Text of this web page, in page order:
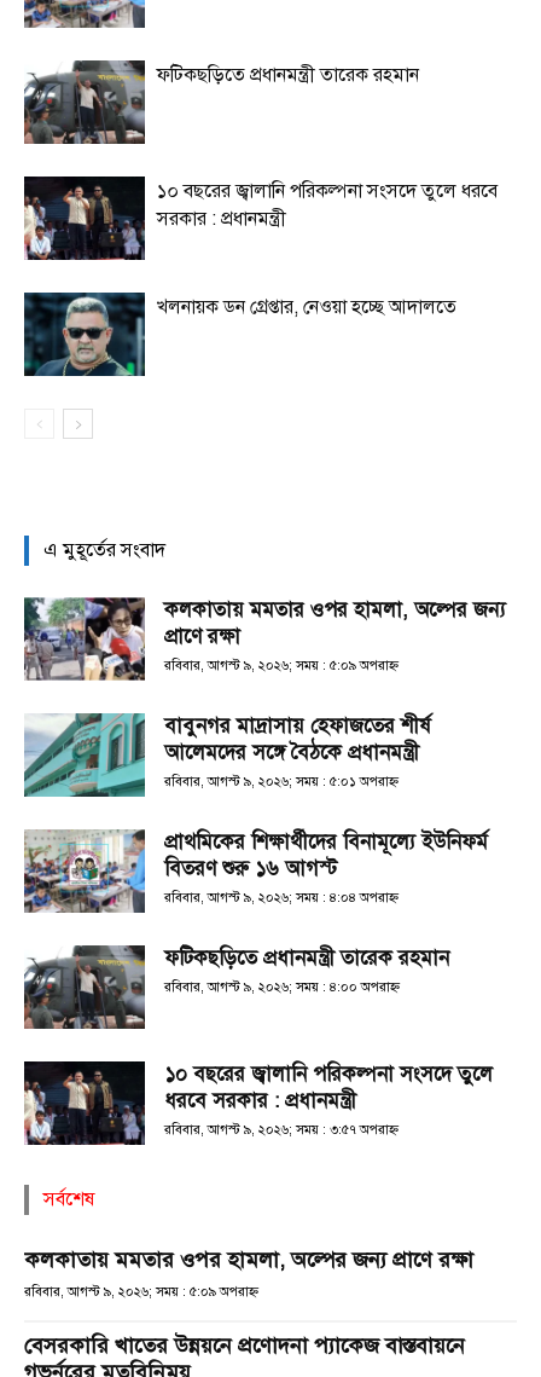
ফটিকছড়িতে প্রধানমন্ত্রী তারেক রহমান
১০ বছরের জ্বালানি পরিকল্পনা সংসদে তুলে ধরবে
সরকার : প্রধানমন্ত্রী
খলনায়ক ডন গ্রেপ্তার, নেওয়া হচ্ছে আদালতে
এ মুহূর্তের সংবাদ
কলকাতায় মমতার ওপর হামলা, অল্পের জন্য
প্রাণে রক্ষা
রবিবার, আগস্ট ৯, ২০২৬; সময় : ৫:০৯ অপরাহ্ণ
বাবুনগর মাদ্রাসায় হেফাজতের শীর্ষ
আলেমদের সঙ্গে বৈঠকে প্রধানমন্ত্রী
রবিবার, আগস্ট ৯, ২০২৬; সময় : ৫:০১ অপরাহ্ণ
প্রাথমিকের শিক্ষার্থীদের বিনামূল্যে ইউনিফর্ম
বিতরণ শুরু ১৬ আগস্ট
রবিবার, আগস্ট ৯, ২০২৬; সময় : ৪:০৪ অপরাহ্ণ
ফটিকছড়িতে প্রধানমন্ত্রী তারেক রহমান
রবিবার, আগস্ট ৯, ২০২৬; সময় : ৪:০০ অপরাহ্ণ
১০ বছরের জ্বালানি পরিকল্পনা সংসদে তুলে
ধরবে সরকার : প্রধানমন্ত্রী
রবিবার, আগস্ট ৯, ২০২৬; সময় : ৩:৫৭ অপরাহ্ণ
সর্বশেষ
কলকাতায় মমতার ওপর হামলা, অল্পের জন্য প্রাণে রক্ষা
রবিবার, আগস্ট ৯, ২০২৬; সময় : ৫:০৯ অপরাহ্ণ
বেসরকারি খাতের উন্নয়নে প্রণোদনা প্যাকেজ বাস্তবায়নে